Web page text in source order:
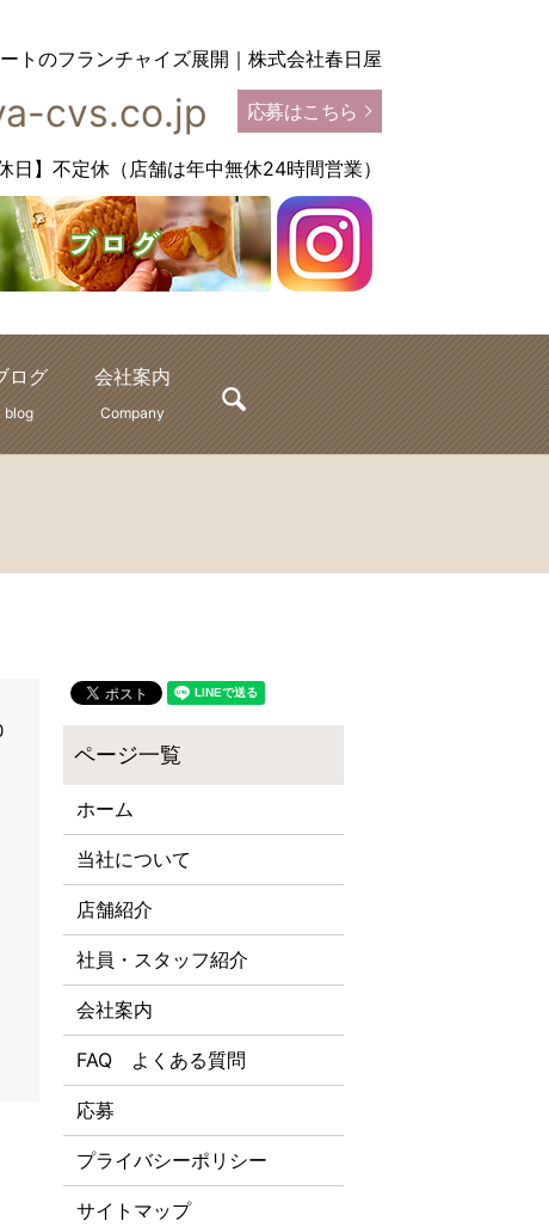
トのフランチャイズ展開｜株式会社春日屋
cvs.co.jp 応募はこちら
日】不定休（店舗は年中無休24時間営業）
ログ
blog
会社案内
Company search
ホーム
当社について
店舗紹介
社員・スタッフ紹介
会社案内
FAQ よくある質問
応募
プライバシーポリシー
サイトマップ